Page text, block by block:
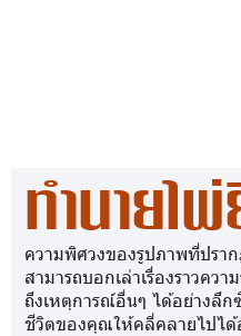
ทำนายไ
ความพิศวงของรูปภาพที่ปรา
สามารถบอกเล่าเรื่องราวคว
ถึงเหตุการณ์อื่นๆ ได้อย่างลึก
ชีวิตของคุณให้คลี่คลายไปได้